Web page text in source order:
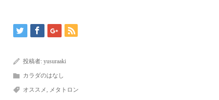
投稿者:yusuraaki
カラダのはなし
オススメ, メタトロン